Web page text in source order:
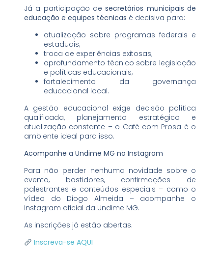
Já a participação desecretários municipais de
educação e equipes técnicas é decisiva para:
atualização sobre programas federais e
estaduais;
troca de experiências exitosas;
aprofundamento técnico sobre legislação
e políticas educacionais;
fortalecimento da governança
educacional local.
A gestão educacional exige decisão política
qualificada, planejamento estratégico e
atualização constante – o Café com Prosa é o
ambiente ideal para isso.
Acompanhe a Undime MG no Instagram
Para não perder nenhuma novidade sobre o
evento, bastidores, confirmações de
palestrantes e conteúdos especiais – como o
vídeo do Diogo Almeida – acompanhe o
Instagram oficial da Undime MG.
As inscrições já estão abertas.
Inscreva-se AQUI